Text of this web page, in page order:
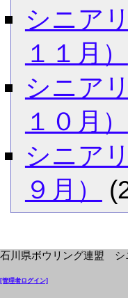
シニア
１１月）
シニア
１０月）
シニア
９月）
石川県ボウリング連盟 シ
[管理者ログイン]